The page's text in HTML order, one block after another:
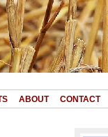
ABOUT CONTACT